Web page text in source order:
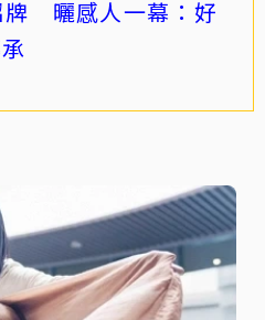
牌 曬感人一幕：好